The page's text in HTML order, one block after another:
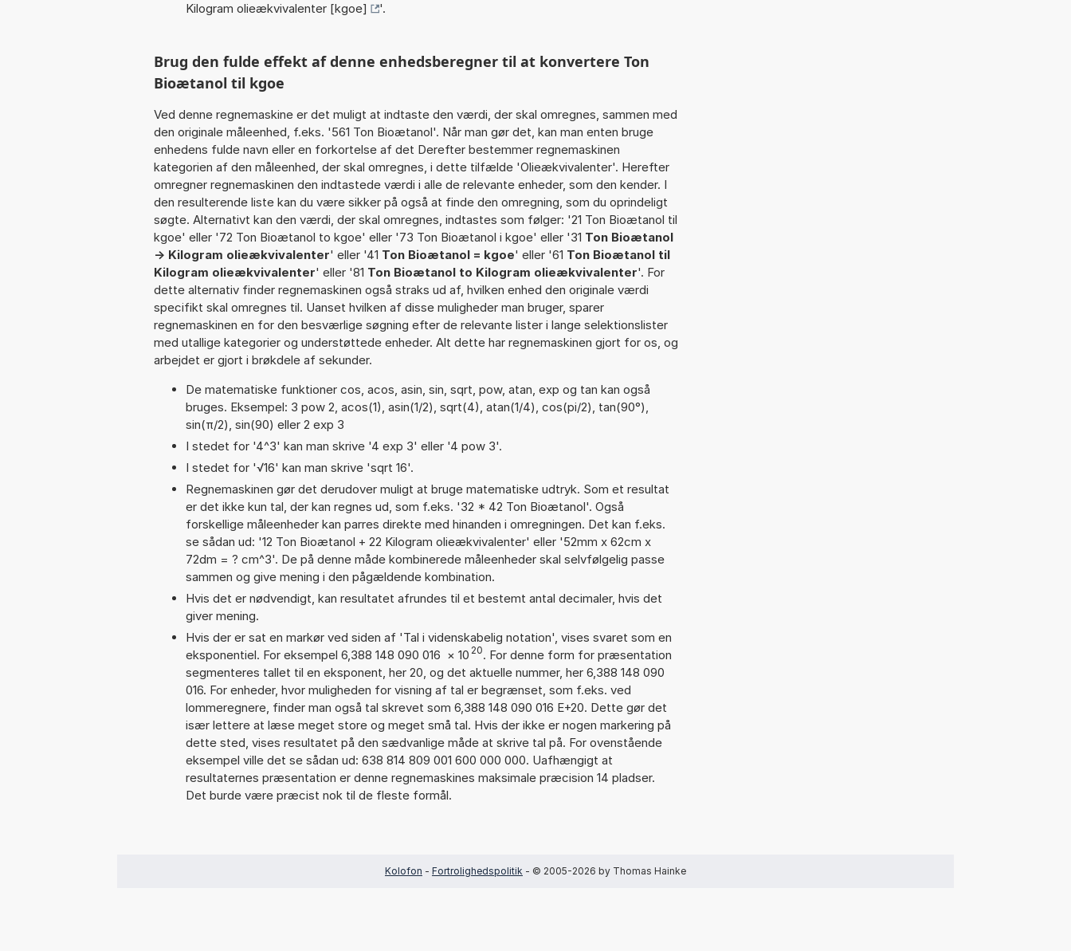
Kilogram olieækvivalenter [kgoe]
'.
Brug den fulde effekt af denne enhedsberegner til at konvertere Ton
Bioætanol til kgoe
Ved denne regnemaskine er det muligt at indtaste den værdi, der skal omregnes, sammen med
den originale måleenhed, f.eks. '561 Ton Bioætanol'. Når man gør det, kan man enten bruge
enhedens fulde navn eller en forkortelse af det Derefter bestemmer regnemaskinen
kategorien af den måleenhed, der skal omregnes, i dette tilfælde 'Olieækvivalenter'. Herefter
omregner regnemaskinen den indtastede værdi i alle de relevante enheder, som den kender. I
den resulterende liste kan du være sikker på også at finde den omregning, som du oprindeligt
søgte. Alternativt kan den værdi, der skal omregnes, indtastes som følger: '21 Ton Bioætanol til
kgoe' eller '72 Ton Bioætanol to kgoe' eller '73 Ton Bioætanol i kgoe' eller '31 Ton Bioætanol
-> Kilogram olieækvivalenter' eller '41 Ton Bioætanol = kgoe' eller '61 Ton Bioætanol til
Kilogram olieækvivalenter' eller '81 Ton Bioætanol to Kilogram olieækvivalenter'. For
dette alternativ finder regnemaskinen også straks ud af, hvilken enhed den originale værdi
specifikt skal omregnes til. Uanset hvilken af disse muligheder man bruger, sparer
regnemaskinen en for den besværlige søgning efter de relevante lister i lange selektionslister
med utallige kategorier og understøttede enheder. Alt dette har regnemaskinen gjort for os, og
arbejdet er gjort i brøkdele af sekunder.
De matematiske funktioner cos, acos, asin, sin, sqrt, pow, atan, exp og tan kan også
bruges. Eksempel: 3 pow 2, acos(1), asin(1/2), sqrt(4), atan(1/4), cos(pi/2), tan(90°),
sin(π/2), sin(90) eller 2 exp 3
I stedet for '4^3' kan man skrive '4 exp 3' eller '4 pow 3'.
I stedet for '√16' kan man skrive 'sqrt 16'.
Regnemaskinen gør det derudover muligt at bruge matematiske udtryk. Som et resultat
er det ikke kun tal, der kan regnes ud, som f.eks. '32 * 42 Ton Bioætanol'. Også
forskellige måleenheder kan parres direkte med hinanden i omregningen. Det kan f.eks.
se sådan ud: '12 Ton Bioætanol + 22 Kilogram olieækvivalenter' eller '52mm x 62cm x
72dm = ? cm^3'. De på denne måde kombinerede måleenheder skal selvfølgelig passe
sammen og give mening i den pågældende kombination.
Hvis det er nødvendigt, kan resultatet afrundes til et bestemt antal decimaler, hvis det
giver mening.
Hvis der er sat en markør ved siden af 'Tal i videnskabelig notation', vises svaret som en
eksponentiel. For eksempel 6,388 148 090 016 × 10 20. For denne form for præsentation
segmenteres tallet til en eksponent, her 20, og det aktuelle nummer, her 6,388 148 090
016. For enheder, hvor muligheden for visning af tal er begrænset, som f.eks. ved
lommeregnere, finder man også tal skrevet som 6,388 148 090 016 E+20. Dette gør det
især lettere at læse meget store og meget små tal. Hvis der ikke er nogen markering på
dette sted, vises resultatet på den sædvanlige måde at skrive tal på. For ovenstående
eksempel ville det se sådan ud: 638 814 809 001 600 000 000. Uafhængigt at
resultaternes præsentation er denne regnemaskines maksimale præcision 14 pladser.
Det burde være præcist nok til de fleste formål.
Kolofon - Fortrolighedspolitik - © 2005-2026 by Thomas Hainke